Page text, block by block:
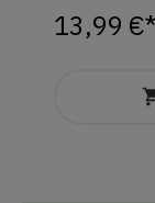
13,99 €*